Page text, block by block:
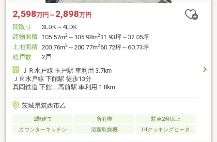
2,598万円～ 2,898万円
間取り
3LDK～4LDK
建物面積 105.57m2 ～105.98m231.93坪～32.05坪
土地面積 200.76m2 ～200.77m260.72坪～60.73坪
総戸数
2戸
ＪＲ水戸線 玉戸駅 車利用 3.7km
ＪＲ水戸線 下館駅 徒歩13分
真岡鉄道 下館二高前駅 車利用 1.8km
茨城県筑西市乙
2階建て 所有権
駐車2台以上
カウンターキッチン
浴室乾燥機 IHクッキングヒータ